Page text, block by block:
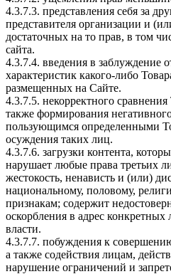
4.3.7.3. представления себя за
представителя организации и
достаточных на то прав, в том
сайта.
4.3.7.4. введения в заблуждение
характеристик какого-либо
размещенных на Сайте.
4.3.7.5. некорректного
также формирования
пользующимся определенными
осуждения таких лиц.
4.3.7.6. загрузки контента,
нарушает любые права третьих
жестокость, ненависть и (или)
национальному, половому,
признакам; содержит
оскорбления в адрес
власти.
4.3.7.7. побуждения к
а также содействия лицам,
нарушение ограничений и